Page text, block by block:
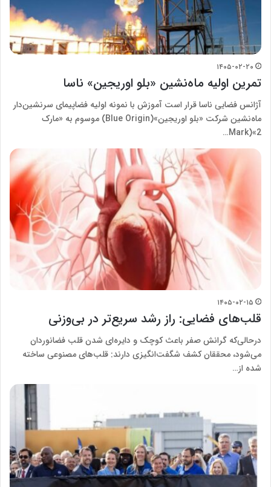
۱۴۰۵-۰۲-۲۰
تمرین اولیه ماه‌نشین «بلو اوریجین» ناسا
آژانس فضایی ناسا قرار است آموزش با نمونه اولیه فضاپیمای سرنشین‌دار
ماه‌نشین شرکت «بلو اوریجین»(Blue Origin) موسوم به «مارک
2»(Mark…
۱۴۰۵-۰۲-۱۵
قلب‌های فضایی: راز رشد سریع‌تر در بی‌وزنی
در‌حالی‌که گرانش صفر باعث کوچک و دایره‌ای شدن قلب فضانوردان
می‌شود، محققان کشف شگفت‌انگیزی دارند: قلب‌های مصنوعی ساخته
شده از…